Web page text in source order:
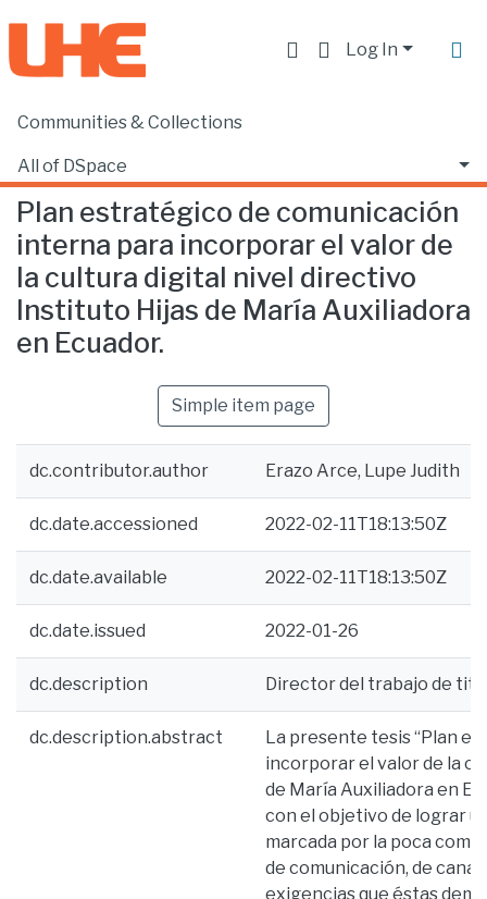
Log In
Communities & Collections
All of DSpace
Statistics
Home
Plan estratégico de comunicación
interna para incorporar el valor de
la cultura digital nivel directivo
Instituto Hijas de María Auxiliadora
en Ecuador.
Simple item page
dc.contributor.author Erazo Arce, Lupe Judith
dc.date.accessioned 2022-02-11T18:13:50Z
dc.date.available 2022-02-11T18:13:50Z
dc.date.issued 2022-01-26
dc.description Director del trabajo de
dc.description.abstract
La presente tesis “Plan
incorporar el valor de la
de María Auxiliadora en
con el objetivo de lograr
marcada por la poca
de comunicación, de
exigencias que éstas